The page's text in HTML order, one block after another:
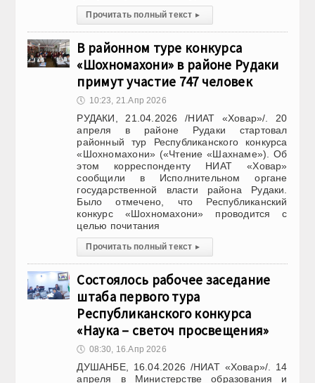
Прочитать полный текст ▸
В районном туре конкурса
«Шохномахони» в районе Рудаки
примут участие 747 человек
🕔 10:23, 21.Апр 2026
РУДАКИ, 21.04.2026 /НИАТ «Ховар»/. 20
апреля в районе Рудаки стартовал
районный тур Республиканского конкурса
«Шохномахони» («Чтение «Шахнаме»). Об
этом корреспонденту НИАТ «Ховар»
сообщили в Исполнительном органе
государственной власти района Рудаки.
Было отмечено, что Республиканский
конкурс «Шохномахони» проводится с
целью почитания
Прочитать полный текст ▸
Состоялось рабочее заседание
штаба первого тура
Республиканского конкурса
«Наука – светоч просвещения»
🕔 08:30, 16.Апр 2026
ДУШАНБЕ, 16.04.2026 /НИАТ «Ховар»/. 14
апреля в Министерстве образования и